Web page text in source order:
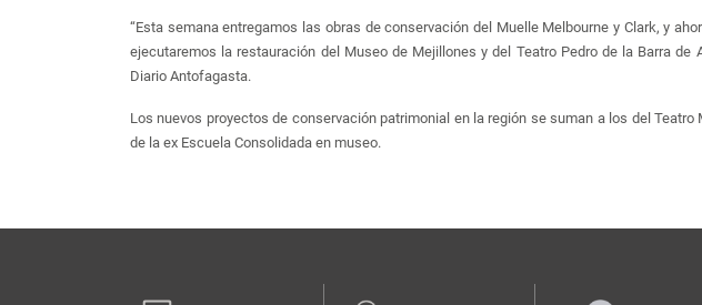
“Esta semana entregamos las obras de conservación del Muelle Melbourne y Clark, y
ejecutaremos la restauración del Museo de Mejillones y del Teatro Pedro de la Barra
Diario Antofagasta.
Los nuevos proyectos de conservación patrimonial en la región se suman a los del
de la ex Escuela Consolidada en museo.